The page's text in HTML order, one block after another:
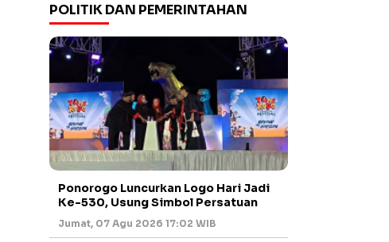
POLITIK DAN PEMERINTAHAN
Ponorogo Luncurkan Logo Hari Jadi
Ke-530, Usung Simbol Persatuan
Jumat, 07 Agu 2026 17:02 WIB